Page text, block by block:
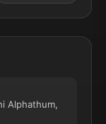
Alphathum,